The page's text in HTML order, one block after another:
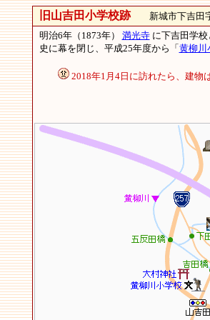
旧山吉田小学校跡新城市下吉田字
明治6年（1873年） 満光寺に下吉田学校
史に幕を閉じ、平成25年度から「 黄柳川
2018年1月4日に訪れたら、建物